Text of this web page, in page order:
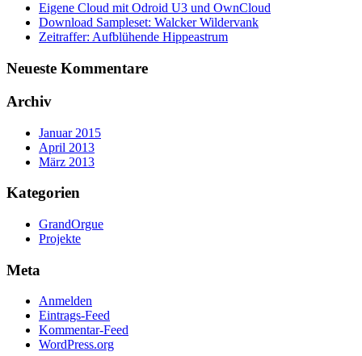
Eigene Cloud mit Odroid U3 und OwnCloud
Download Sampleset: Walcker Wildervank
Zeitraffer: Aufblühende Hippeastrum
Neueste Kommentare
Archiv
Januar 2015
April 2013
März 2013
Kategorien
GrandOrgue
Projekte
Meta
Anmelden
Eintrags-Feed
Kommentar-Feed
WordPress.org